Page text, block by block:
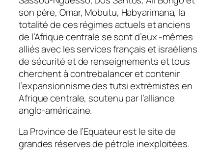
son père, Omar, Mobutu, Habyarimana, la
totalité de ces régimes actuels et anciens
de l’Afrique centrale se sont d’eux -mêmes
alliés avec les services français et israéliens
de sécurité et de renseignements et tous
cherchent à contrebalancer et contenir
l’expansionnisme des tutsi extrémistes en
Afrique centrale, soutenu par l’alliance
anglo-américaine.
La Province de l’Equateur est le site de
grandes réserves de pétrole inexploitées.